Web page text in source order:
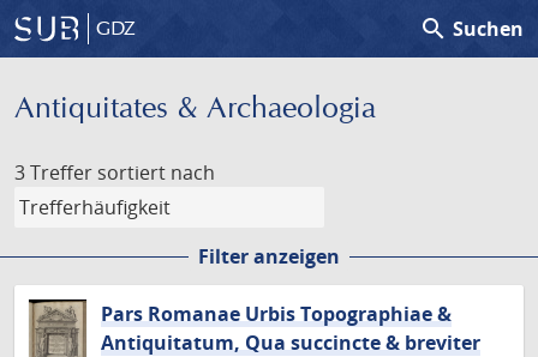
GDZ search Suchen
Antiquitates & Archaeologia
3 Treffer sortiert nach
Filter anzeigen
Pars Romanae Urbis Topographiae &
Antiquitatum, Qua succincte & breviter